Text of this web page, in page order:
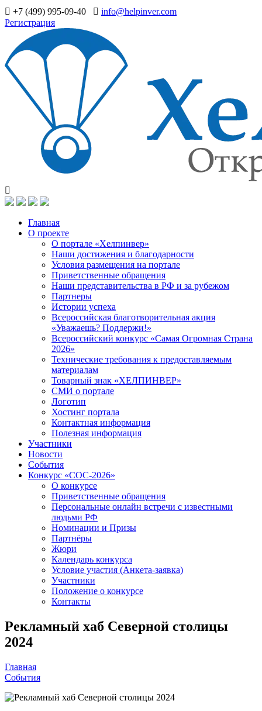
+7 (499) 995-09-40
info@helpinver.com
Регистрация
Главная
О проекте
О портале «Хелпинвер»
Наши достижения и благодарности
Условия размещения на портале
Приветственные обращения
Наши представительства в РФ и за рубежом
Партнеры
Истории успеха
Всероссийская благотворительная акция
«Уважаешь? Поддержи!»
Всероссийский конкурс «Самая Огромная Страна
2026»
Технические требования к предоставляемым
материалам
Товарный знак «ХЕЛПИНВЕР»
СМИ о портале
Логотип
Хостинг портала
Контактная информация
Полезная информация
Участники
Новости
События
Конкурс «СОС-2026»
О конкурсе
Приветственные обращения
Персональные онлайн встречи с известными
людьми РФ
Номинации и Призы
Партнёры
Жюри
Календарь конкурса
Условие участия (Анкета-заявка)
Участники
Положение о конкурсе
Контакты
Рекламный хаб Северной столицы
2024
Главная
События